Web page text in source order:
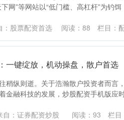
网”等网站以“低门槛、高杠杆”为钓
：股票配资首选 阅读： 88 栏目：
一键绽放，机动操盘，散户首选
稍纵则逝。关于浩瀚散户投资者而言
金融科技的发展，炒股配资手机版应
自：证券配资炒股 阅读： 93 栏目